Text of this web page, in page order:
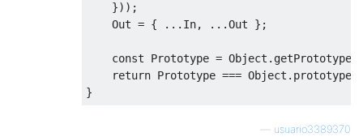
}));
Out = { ... In, ...Out };
const Prototype = Object .
return Prototype === Object . prototype
}
usuario3389370